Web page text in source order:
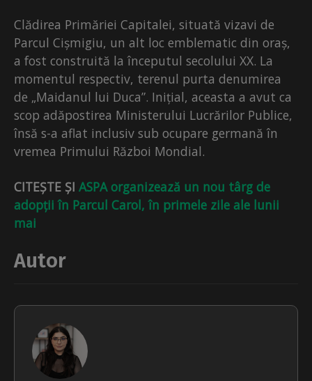
Clădirea Primăriei Capitalei, situată vizavi de
Parcul Cișmigiu, un alt loc emblematic din oraș,
a fost construită la începutul secolului XX. La
momentul respectiv, terenul purta denumirea
de „Maidanul lui Duca”. Inițial, aceasta a avut ca
scop adăpostirea Ministerului Lucrărilor Publice,
însă s-a aflat inclusiv sub ocupare germană în
vremea Primului Război Mondial.
CITEȘTE ȘI ASPA organizează un nou târg de
adopții în Parcul Carol, în primele zile ale lunii
mai
Autor